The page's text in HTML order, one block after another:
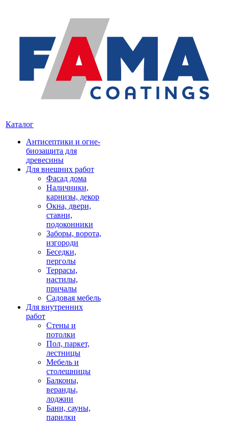
Каталог
Антисептики и огне-
биозащита для
древесины
Для внешних работ
Фасад дома
Наличники,
карнизы, декор
Окна, двери,
ставни,
подоконники
Заборы, ворота,
изгороди
Беседки,
перголы
Террасы,
настилы,
причалы
Садовая мебель
Для внутренних
работ
Стены и
потолки
Пол, паркет,
лестницы
Мебель и
столешницы
Балконы,
веранды,
лоджии
Бани, сауны,
парилки